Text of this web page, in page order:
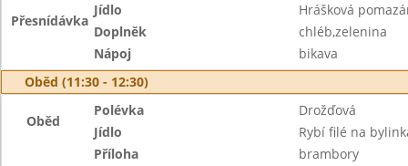
Přesnídávka
Jídlo
Hrášková
Doplněk
chléb,zelenina
Nápoj
bikava
Oběd (11:30 - 12:30)
Oběd
Polévka
Drožďová
Jídlo
Rybí filé na
Příloha
brambory